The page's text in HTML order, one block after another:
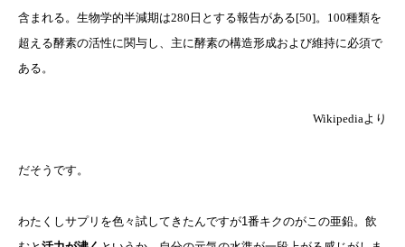
含まれる。生物学的半減期は280日とする報告がある[50]。100種類を
超える酵素の活性に関与し、主に酵素の構造形成および維持に必須で
ある。
Wikipediaより
だそうです。
わたくしサプリを色々試してきたんですが1番キクのがこの亜鉛。飲